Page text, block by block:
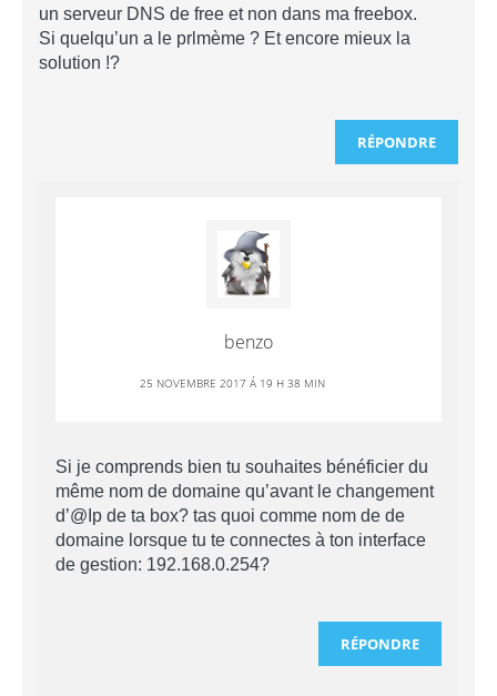
un serveur DNS de free et non dans ma freebox.
Si quelqu’un a le prlmème ? Et encore mieux la
solution !?
RÉPONDRE
benzo
25 NOVEMBRE 2017 Á 19 H 38 MIN
Si je comprends bien tu souhaites bénéficier du
même nom de domaine qu’avant le changement
d’@Ip de ta box? tas quoi comme nom de de
domaine lorsque tu te connectes à ton interface
de gestion: 192.168.0.254?
RÉPONDRE